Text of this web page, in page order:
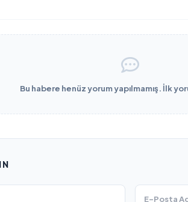
Bu habere henüz yorum yapılmamış. İlk